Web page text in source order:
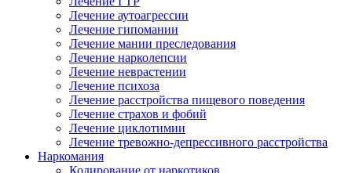
Лечение аутоагрессии
Лечение гипомании
Лечение мании преследования
Лечение нарколепсии
Лечение неврастении
Лечение психоза
Лечение расстройства пищевого поведения
Лечение страхов и фобий
Лечение циклотимии
Лечение тревожно-депрессивного расстройства
Наркомания
Кодирование от наркотиков